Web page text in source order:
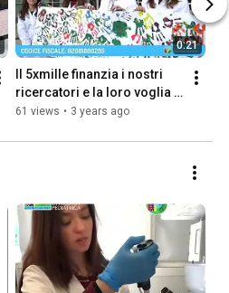
0:21
Il 5xmille finanzia i nostri
ricercatori e la loro voglia
di fare nuove scoperte
61 views • 3 years ago